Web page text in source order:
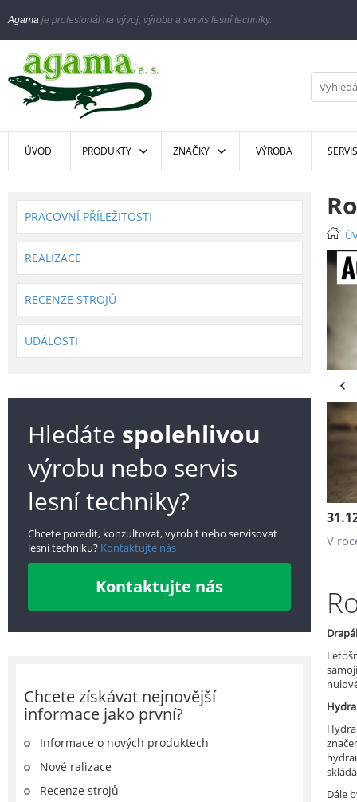
Agama je profesionál na vývoj, výrobu a servis lesní techniky.
ÚVOD PRODUKTY ZNAČKY VÝROBA SERVIS
PRACOVNÍ PŘÍLEŽITOSTI
REALIZACE
RECENZE STROJŮ
UDÁLOSTI
Hledáte spolehlivou
výrobu nebo servis
lesní techniky?
Chcete poradit, konzultovat, vyrobit nebo servisovat
lesní techniku? Kontaktujte nás
Kontaktujte nás
Chcete získávat nejnovější
informace jako první?
Informace o nových produktech
Nové ralizace
Recenze strojů
V
Dále